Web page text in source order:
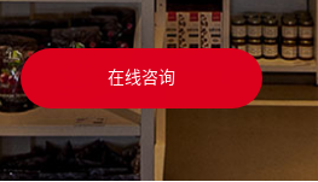
在线咨询